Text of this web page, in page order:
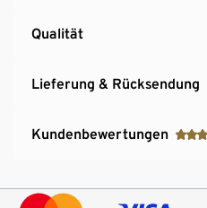
Qualität
Lieferung & Rücksendung
Kundenbewertungen